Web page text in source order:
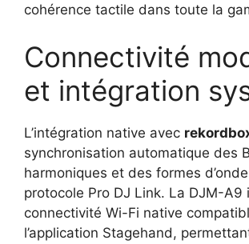
cohérence tactile dans toute la
Connectivité
et intégration
L’intégration native avec
synchronisation automatique des
harmoniques et des formes
protocole Pro DJ Link. La DJM-A9
connectivité Wi-Fi native
l’application Stagehand,